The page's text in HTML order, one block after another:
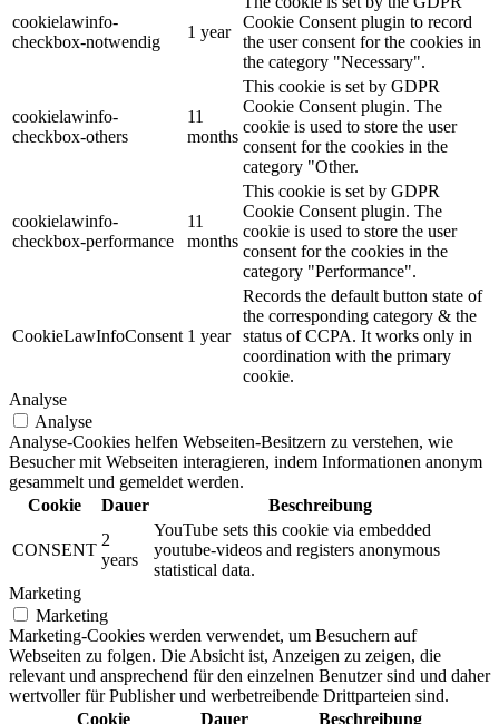
cookielawinfo-
checkbox-notwendig
1 year
Cookie Consent plugin to record
the user consent for the cookies in
the category "Necessary".
cookielawinfo-
checkbox-others
11
months
This cookie is set by GDPR
Cookie Consent plugin. The
cookie is used to store the user
consent for the cookies in the
category "Other.
cookielawinfo-
checkbox-performance
11
months
This cookie is set by GDPR
Cookie Consent plugin. The
cookie is used to store the user
consent for the cookies in the
category "Performance".
CookieLawInfoConsent 1 year
Records the default button state of
the corresponding category & the
status of CCPA. It works only in
coordination with the primary
cookie.
Analyse
Analyse
Analyse-Cookies helfen Webseiten-Besitzern zu verstehen, wie
Besucher mit Webseiten interagieren, indem Informationen anonym
gesammelt und gemeldet werden.
Cookie
Dauer Beschreibung
CONSENT
2
years
YouTube sets this cookie via embedded
youtube-videos and registers anonymous
statistical data.
Marketing
Marketing
Marketing-Cookies werden verwendet, um Besuchern auf
Webseiten zu folgen. Die Absicht ist, Anzeigen zu zeigen, die
relevant und ansprechend für den einzelnen Benutzer sind und daher
wertvoller für Publisher und werbetreibende Drittparteien sind.
Cookie
Dauer Beschreibung